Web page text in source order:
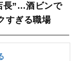
長”…酒ビンで
すぎる職場